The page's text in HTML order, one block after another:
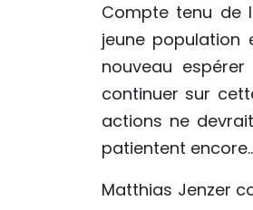
Compte tenu de
jeune population
nouveau
continuer sur
actions ne
patientent
Matthias Jenzer